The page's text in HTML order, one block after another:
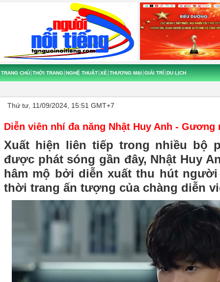
TRANG CHỦ THỜI TRANG NGHỆ THUẬT XẾ THƯƠNG MẠI GIẢI TRÍ DU LỊCH
Thứ tư, 11/09/2024, 15:51 GMT+7
Diễn viên nhí đa năng Nhật Huy Anh -
Xuất hiện liên tiếp trong nhiều bộ
được phát sóng gần đây, Nhật Huy
hâm mộ bởi diễn xuất thu hút người
thời trang ấn tượng của chàng diễn